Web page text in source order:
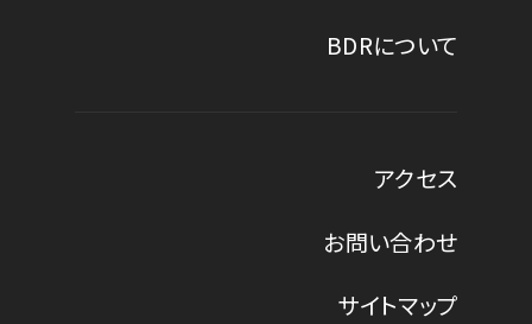
BDRについて
アクセス
お問い合わせ
サイトマップ